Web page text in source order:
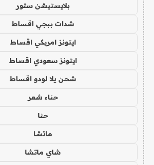
بلايستيشن ستور
شدات ببجي اقساط
ايتونز امريكي اقساط
ايتونز سعودي اقساط
شحن يلا لودو اقساط
حناء شعر
حنا
ماتشا
شاي ماتشا